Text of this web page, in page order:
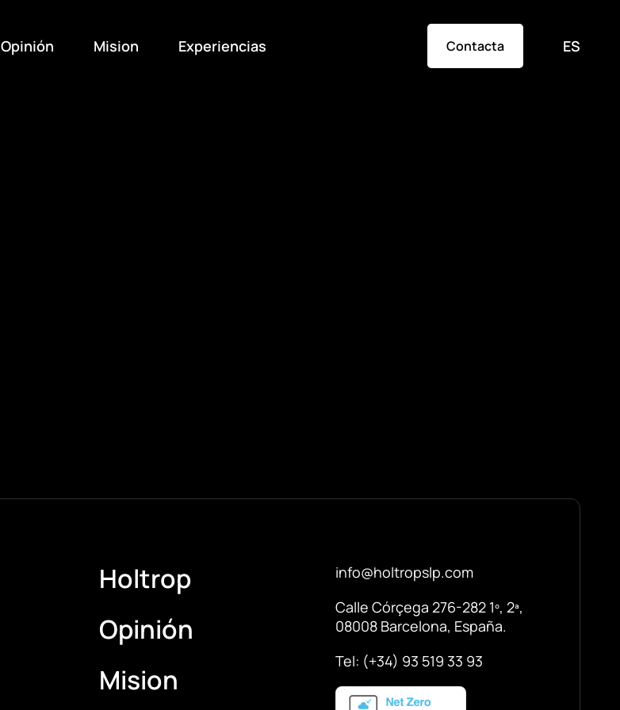
Opinión Mision Experiencias Contacta ES
Holtrop
Opinión
Mision
info@holtropslp.com
Calle Córçega 276-282 1º, 2ª,
08008 Barcelona, España.
Tel: (+34) 93 519 33 93